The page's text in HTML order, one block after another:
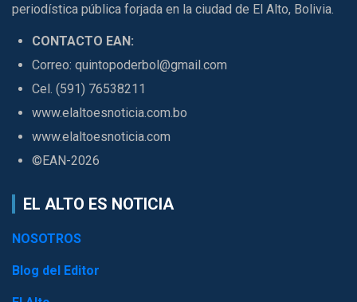
periodística pública forjada en la ciudad de El Alto, Bolivia.
CONTACTO EAN:
Correo: quintopoderbol@gmail.com
Cel. (591) 76538211
www.elaltoesnoticia.com.bo
www.elaltoesnoticia.com
©EAN-2026
EL ALTO ES NOTICIA
NOSOTROS
Blog del Editor